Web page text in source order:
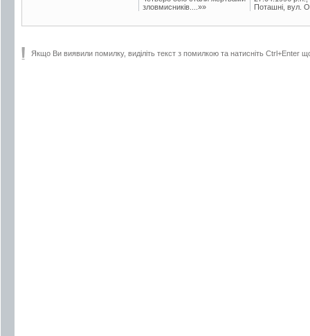
зловмисників....»»
Поташні, вул.
Якщо Ви виявили помилку, виділіть текст з помилкою та натисніть Ctrl+Enter